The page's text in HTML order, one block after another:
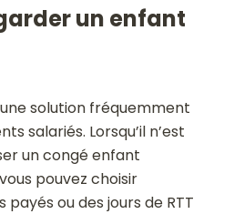
un enfant
solution fréquemment
salariés. Lorsqu’il n’est
un congé enfant
pouvez choisir
payés ou des jours de RTT